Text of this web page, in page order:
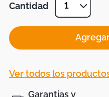
Cantidad 1
Ver todos los
Garantias y